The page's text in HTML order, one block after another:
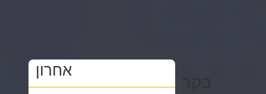
בקר
אחרון